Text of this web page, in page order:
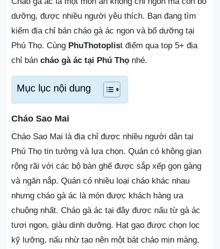
dưỡng, được nhiều người yêu thích. Bạn đang tìm
kiếm địa chỉ bán cháo gà ác ngon và bổ dưỡng tại
Phú Thọ. Cùng PhuThotoplist điểm qua top 5+ địa
chỉ bán cháo gà ác tại Phú Thọ nhé.
Mục lục nội dung
Cháo Sao Mai
Cháo Sao Mai là địa chỉ được nhiều người dân tại
Phú Thọ tin tưởng và lựa chọn. Quán có không gian
rộng rãi với các bộ bàn ghế được sắp xếp gọn gàng
và ngăn nắp. Quán có nhiều loại cháo khác nhau
nhưng cháo gà ác là món được khách hàng ưa
chuộng nhất. Cháo gà ác tại đây được nấu từ gà ác
tươi ngon, giàu dinh dưỡng. Hạt gạo được chọn lọc
kỹ lưỡng, nấu nhừ tạo nên một bát cháo mịn màng,